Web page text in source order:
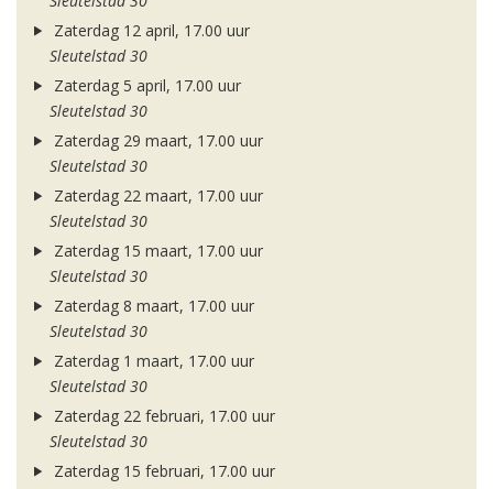
Zaterdag 12 april, 17.00 uur
Sleutelstad 30
Zaterdag 5 april, 17.00 uur
Sleutelstad 30
Zaterdag 29 maart, 17.00 uur
Sleutelstad 30
Zaterdag 22 maart, 17.00 uur
Sleutelstad 30
Zaterdag 15 maart, 17.00 uur
Sleutelstad 30
Zaterdag 8 maart, 17.00 uur
Sleutelstad 30
Zaterdag 1 maart, 17.00 uur
Sleutelstad 30
Zaterdag 22 februari, 17.00 uur
Sleutelstad 30
Zaterdag 15 februari, 17.00 uur